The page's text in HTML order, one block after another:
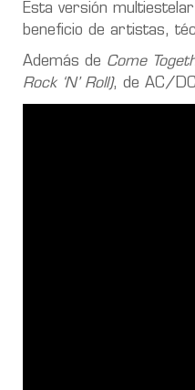
Esta versión
beneficio de artistas,
Además de Come
Rock ‘N’ Roll), de AC/